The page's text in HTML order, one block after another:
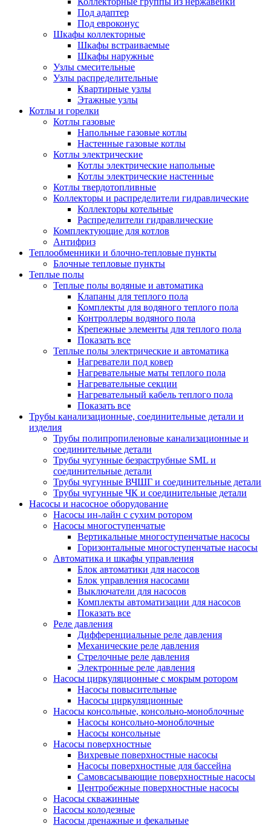
Под адаптер
Под евроконус
Шкафы коллекторные
Шкафы встраиваемые
Шкафы наружные
Узлы смесительные
Узлы распределительные
Квартирные узлы
Этажные узлы
Котлы и горелки
Котлы газовые
Напольные газовые котлы
Настенные газовые котлы
Котлы электрические
Котлы электрические напольные
Котлы электрические настенные
Котлы твердотопливные
Коллекторы и распределители гидравлические
Коллекторы котельные
Распределители гидравлические
Комплектующие для котлов
Антифриз
Теплообменники и блочно-тепловые пункты
Блочные тепловые пункты
Теплые полы
Теплые полы водяные и автоматика
Клапаны для теплого пола
Комплекты для водяного теплого пола
Контроллеры водяного пола
Крепежные элементы для теплого пола
Показать все
Теплые полы электрические и автоматика
Нагреватели под ковер
Нагревательные маты теплого пола
Нагревательные секции
Нагревательный кабель теплого пола
Показать все
Трубы канализационные, соединительные детали и
изделия
Трубы полипропиленовые канализационные и
соединительные детали
Трубы чугунные безраструбные SML и
соединительные детали
Трубы чугунные ВЧШГ и соединительные детали
Трубы чугунные ЧК и соединительные детали
Насосы и насосное оборудование
Насосы ин-лайн с сухим ротором
Насосы многоступенчатые
Вертикальные многоступенчатые насосы
Горизонтальные многоступенчатые насосы
Автоматика и шкафы управления
Блок автоматики для насосов
Блок управления насосами
Выключатели для насосов
Комплекты автоматизации для насосов
Показать все
Реле давления
Дифференциальные реле давления
Механические реле давления
Стрелочные реле давления
Электронные реле давления
Насосы циркуляционные с мокрым ротором
Насосы повысительные
Насосы циркуляционные
Насосы консольные, консольно-моноблочные
Насосы консольно-моноблочные
Насосы консольные
Насосы поверхностные
Вихревые поверхностные насосы
Насосы поверхностные для бассейна
Самовсасывающие поверхностные насосы
Центробежные поверхностные насосы
Насосы скважинные
Насосы колодезные
Насосы дренажные и фекальные